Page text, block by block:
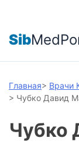
Sib
Главная> Врачи
> Чубко Давид
Чубко